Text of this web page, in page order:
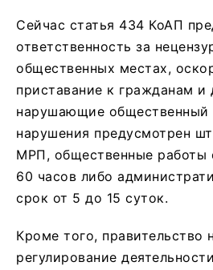
Сейчас статья 434 КоАП
ответственность за
общественных местах,
приставание к гражданам и
нарушающие общественный
нарушения предусмотрен
МРП, общественные работы
60 часов либо
срок от 5 до 15 суток.
Кроме того, правительство
регулирование